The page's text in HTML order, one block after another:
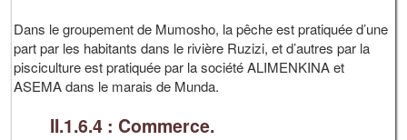
Dans le groupement de Mumosho, la pêche est pratiquée d’une
part par les habitants dans le rivière Ruzizi, et d’autres par la
pisciculture est pratiquée par la société ALIMENKINA et
ASEMA dans le marais de Munda.
II.1.6.4 : Commerce.